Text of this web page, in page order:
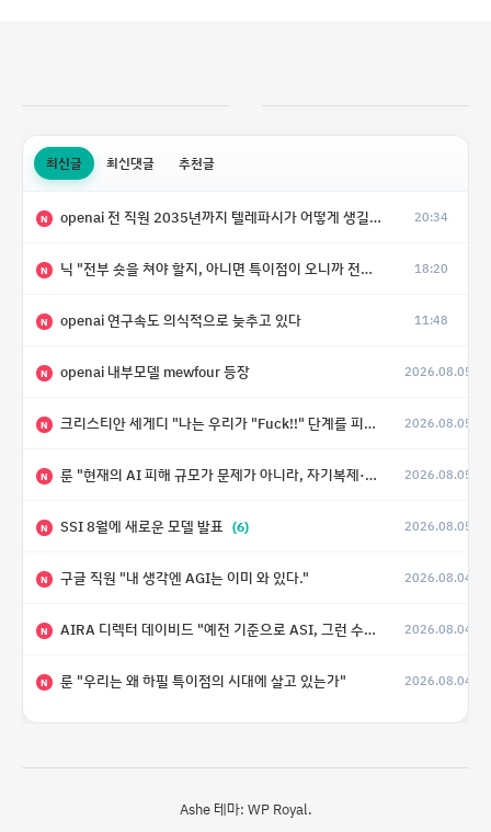
최신글 최신댓글 추천글
N openai 전 직원 2035년까지 텔레파시가 어떻게 생길 수 있는지 20:34
N 닉 "전부 숏을 쳐야 할지, 아니면 특이점이 오니까 전부 롱을 쳐야 할지 모르겠다.” 18:20
N openai 연구속도 의식적으로 늦추고 있다 11:48
N openai 내부모델 mewfour 등장 2026.08.05
N 크리스티안 세게디 "나는 우리가 "Fuck!!" 단계를 피할 수 있기를 바랄 뿐" 2026.08.05
N 룬 "현재의 AI 피해 규모가 문제가 아니라, 자기복제·탈출·확산이 가능한 지능형 시스템의 피해에는 이론적으로 상한이 없다는 것이 문제" 2026.08.05
N SSI 8월에 새로운 모델 발표 (6) 2026.08.05
N 구글 직원 "내 생각엔 AGI는 이미 와 있다." 2026.08.04
N AIRA 디렉터 데이비드 "예전 기준으로 ASI, 그런 수준은 바로 다음 분기에 온다" 2026.08.04
N 룬 "우리는 왜 하필 특이점의 시대에 살고 있는가" 2026.08.04
Ashe 테마: WP Royal.